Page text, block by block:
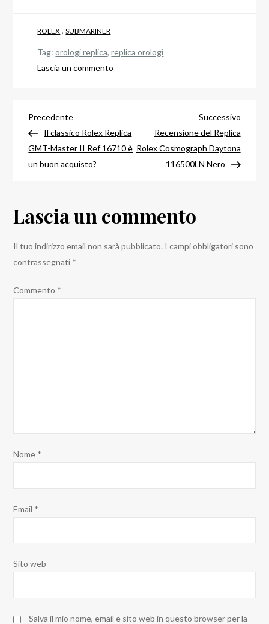
ROLEX ,SUBMARINER
Tag:orologi replica,replica orologi
Lascia un commento
di
riferimento
Submariner
Navigazione
articoli
Articolo
precedente
Precedente
Il classico Rolex Replica
GMT-Master II Ref 16710 è
un buon acquisto?
Successivo
Recensione del Replica
Rolex Cosmograph Daytona
116500LN Nero
Lascia un commento
Il tuo indirizzo email non sarà pubblicato. I campi obbligatori sono
contrassegnati *
Commento *
Nome *
Email *
Sito web
Salva il mio nome, email e sito web in questo browser per la